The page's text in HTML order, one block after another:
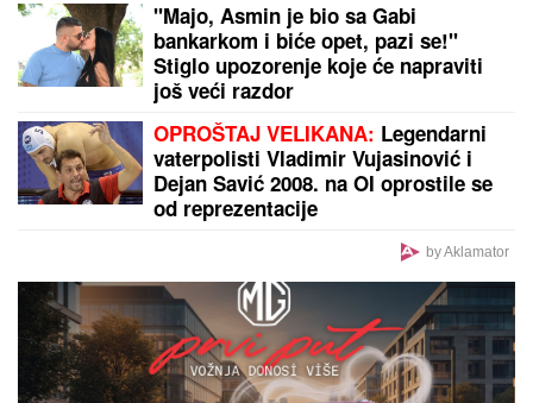
IVAN MARINKOVIĆ JE ZA NJOM GUBIO GLAVU
Ovako danas izgleda lepotica koju smo gledali u
"Farmi", bila u vezi i sa pevačem, a porodična
tragedija ju je slomila
MILJANA KULIĆ SE SKINULA U
Uhvatili smo je u Crnoj Gori
na plaži: Dok ona spava Siniša uči
Željka da pliva, a Marija i Tića se
sunčaju (Video)
Greška stara 4 godine ih koštala
papreno: Ostali bez 100 miliona evra